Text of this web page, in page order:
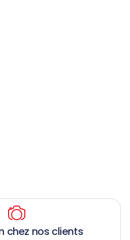
chez nos clients